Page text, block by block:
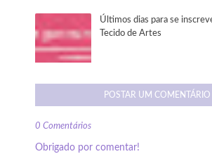
Últimos dias para se
Tecido de Artes
POSTAR UM COMENTÁRIO
0 Comentários
Obrigado por comentar!